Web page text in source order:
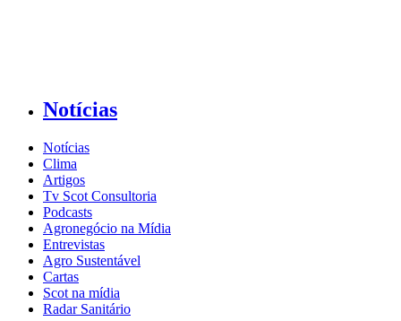
Notícias
Notícias
Clima
Artigos
Tv Scot Consultoria
Podcasts
Agronegócio na Mídia
Entrevistas
Agro Sustentável
Cartas
Scot na mídia
Radar Sanitário